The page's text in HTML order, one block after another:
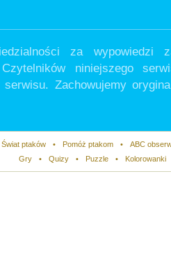
za wypowiedzi
niniejszego
Zachowujemy
Świat ptaków • Pomóż ptakom •
ABC
Gry
• Quizy • Puzzle • Kolorowanki